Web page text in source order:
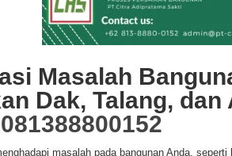
Masalah
Dak, Talang, dan
081388800152
masalah pada bangunan Anda,